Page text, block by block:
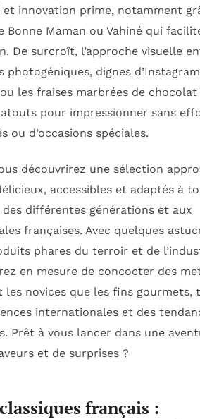
innovation prime, notamment
Bonne Maman ou Vahiné qui
De surcroît, l’approche visuelle
photogéniques, dignes
les fraises marbrées de
pour impressionner sans
ou d’occasions spéciales.
découvrirez une sélection
accessibles et adaptés à
des différentes générations et aux
françaises. Avec quelques
phares du terroir et de
en mesure de concocter des
novices que les fins gourmets,
internationales et des
Prêt à vous lancer dans une
et de surprises ?
français :